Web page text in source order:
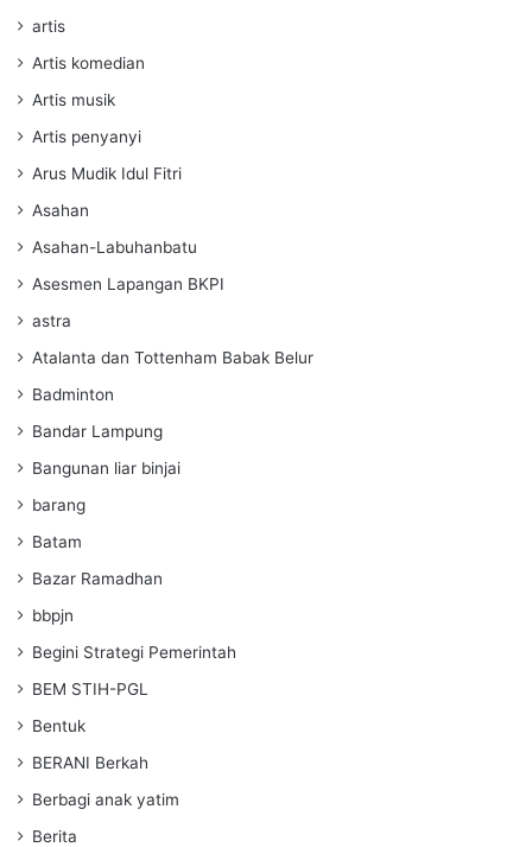
artis
Artis komedian
Artis musik
Artis penyanyi
Arus Mudik Idul Fitri
Asahan
Asahan-Labuhanbatu
Asesmen Lapangan BKPI
astra
Atalanta dan Tottenham Babak Belur
Badminton
Bandar Lampung
Bangunan liar binjai
barang
Batam
Bazar Ramadhan
bbpjn
Begini Strategi Pemerintah
BEM STIH-PGL
Bentuk
BERANI Berkah
Berbagi anak yatim
Berita